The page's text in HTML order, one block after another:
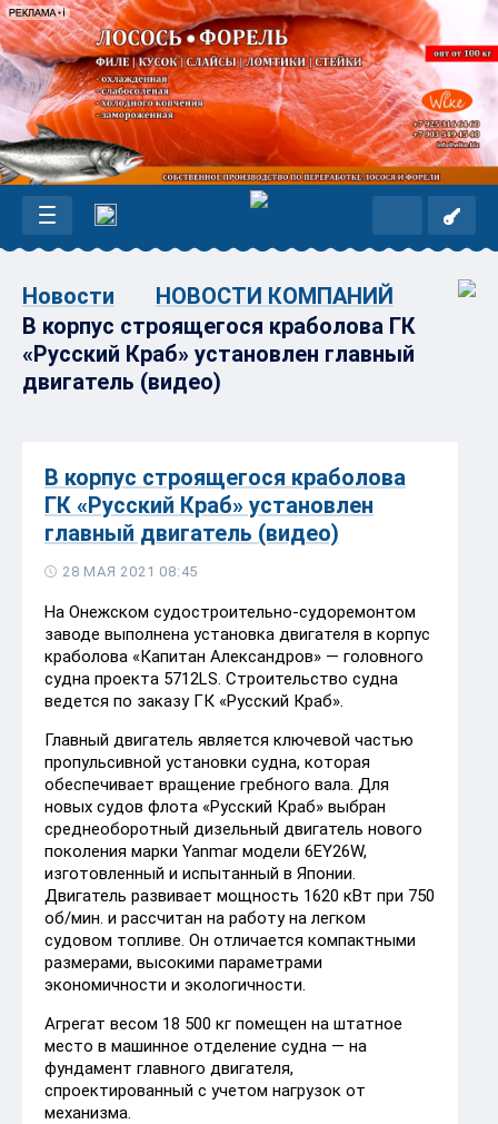
Новости
НОВОСТИ КОМПАНИЙ
В корпус строящегося краболова ГК
«Русский Краб» установлен главный
двигатель (видео)
В корпус строящегося краболова
ГК «Русский Краб» установлен
главный двигатель (видео)
28 МАЯ 2021 08:45
На Онежском судостроительно-судоремонтом
заводе выполнена установка двигателя в корпус
краболова «Капитан Александров» — головного
судна проекта 5712LS. Строительство судна
ведется по заказу ГК «Русский Краб».
Главный двигатель является ключевой частью
пропульсивной установки судна, которая
обеспечивает вращение гребного вала. Для
новых судов флота «Русский Краб» выбран
среднеоборотный дизельный двигатель нового
поколения марки Yanmar модели 6EY26W,
изготовленный и испытанный в Японии.
Двигатель развивает мощность 1620 кВт при 750
об/мин. и рассчитан на работу на легком
судовом топливе. Он отличается компактными
размерами, высокими параметрами
экономичности и экологичности.
Агрегат весом 18 500 кг помещен на штатное
место в машинное отделение судна — на
фундамент главного двигателя,
спроектированный с учетом нагрузок от
механизма.